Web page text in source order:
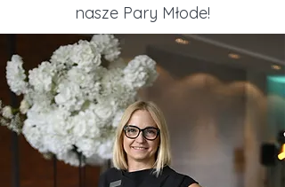
nasze Pary Młode!